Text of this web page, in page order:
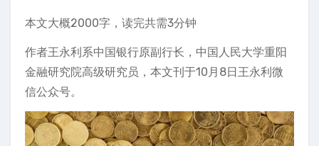
本文大概2000字，读完共需3分钟
作者王永利系中国银行原副行长，中国人民大学重阳
金融研究院高级研究员，本文刊于10月8日王永利微
信公众号。